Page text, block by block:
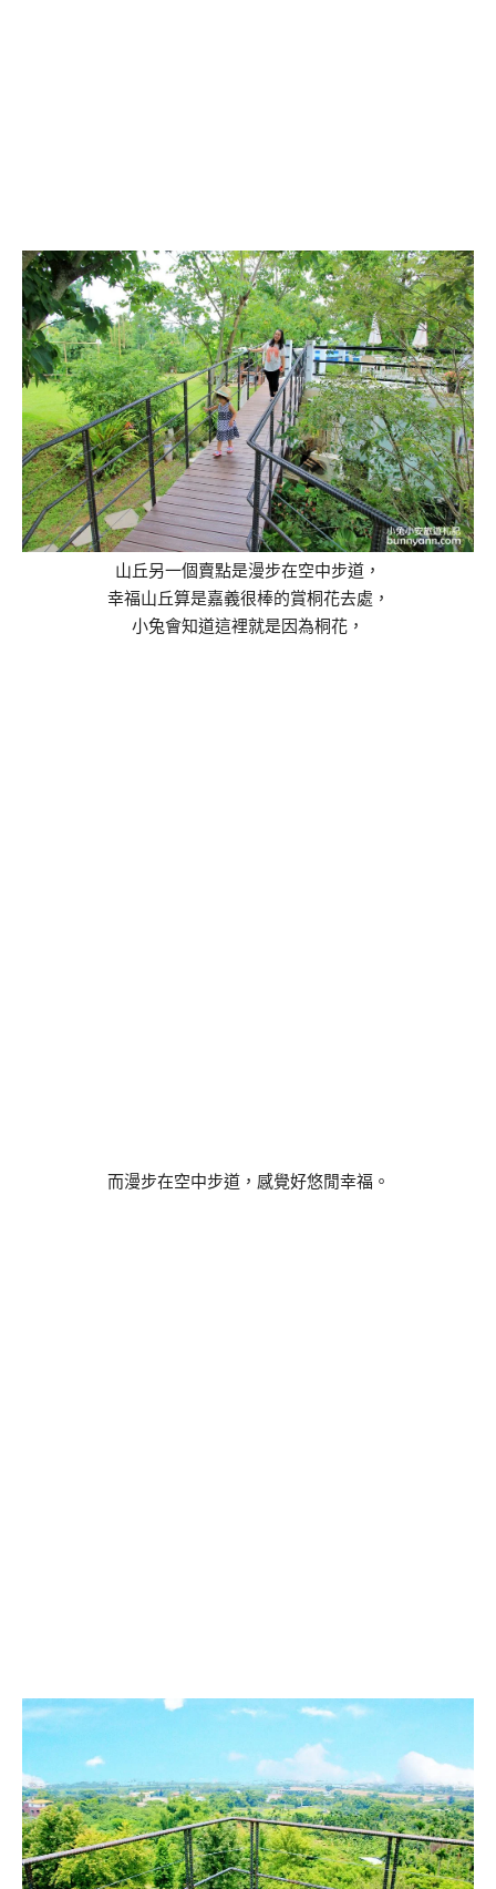
山丘另一個賣點是漫步在空中步道，
幸福山丘算是嘉義很棒的賞桐花去處，
小兔會知道這裡就是因為桐花，
而漫步在空中步道，感覺好悠閒幸福。